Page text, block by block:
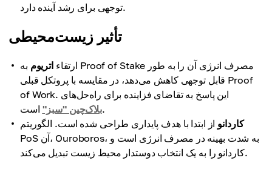
توجهی برای رشد آینده دارد.
تأثیر زیست‌محیطی
ارتقاءاتریوم به Proof of Stake مصرف انرژی آن را به طور
قابل توجهی کاهش می‌دهد، در مقایسه با پروتکل قبلی Proof
of Work. این پاسخ به تقاضای فزاینده برای راه‌حل‌های
بلاک‌چین "سبز"است.
کاردانو از ابتدا با هدف پایداری طراحی شده است. الگوریتم
PoS آن، Ouroboros، به شدت بهینه در مصرف انرژی است و
کاردانو را به یک انتخاب دوستدار محیط زیست تبدیل می‌کند.